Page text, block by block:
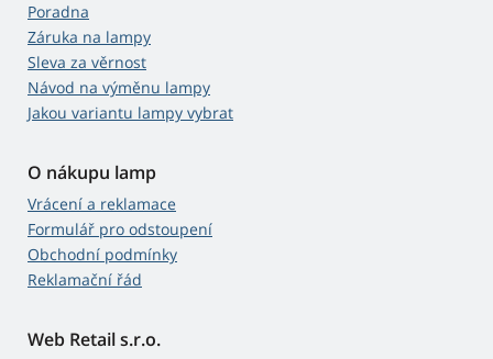
Poradna
Záruka na lampy
Sleva za věrnost
Návod na výměnu lampy
Jakou variantu lampy vybrat
O nákupu lamp
Vrácení a reklamace
Formulář pro odstoupení
Obchodní podmínky
Reklamační řád
Web Retail s.r.o.